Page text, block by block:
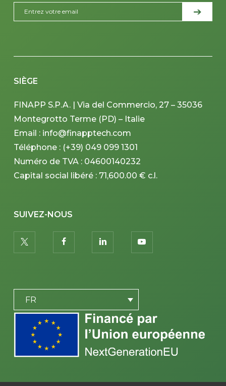
SIÈGE
FINAPP S.P.A. | Via del Commercio, 27 – 35036
Montegrotto Terme (PD) – Italie
Email : info@finapptech.com
Téléphone : (+39) 049 099 1301
Numéro de TVA : 04600140232
Capital social libéré : 71,600.00 € c.l.
SUIVEZ-NOUS
twitter facebooklinkedin youtube
FR